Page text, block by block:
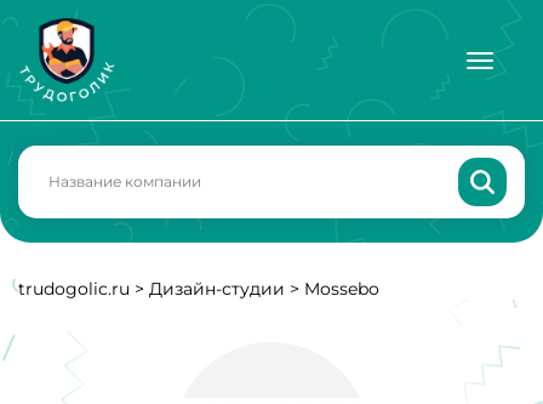
trudogolic.ru > Дизайн-студии > Mossebo